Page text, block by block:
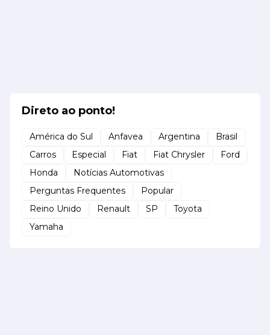
Direto ao ponto!
América do Sul Anfavea Argentina
Brasil
Carros
Especial Fiat Fiat Chrysler
Ford
Honda
Notícias Automotivas
Perguntas Frequentes
Popular
Reino Unido
Renault SP
Toyota
Yamaha